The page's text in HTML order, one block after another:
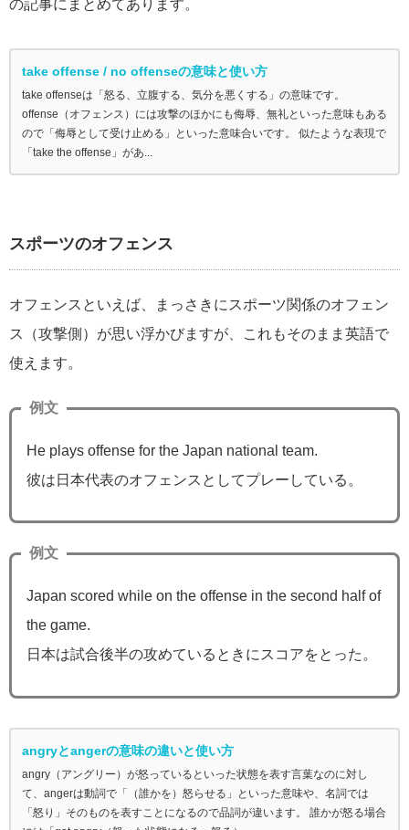
の記事にまとめてあります。
take offense / no offenseの意味と使い方
take offenseは「怒る、立腹する、気分を悪くする」の意味です。
offense（オフェンス）には攻撃のほかにも侮辱、無礼といった意味もある
ので「侮辱として受け止める」といった意味合いです。 似たような表現で
「take the offense」があ...
スポーツのオフェンス
オフェンスといえば、まっさきにスポーツ関係のオフェン
ス（攻撃側）が思い浮かびますが、これもそのまま英語で
使えます。
例文
He plays offense for the Japan national team.
彼は日本代表のオフェンスとしてプレーしている。
例文
Japan scored while on the offense in the second half of
the game.
日本は試合後半の攻めているときにスコアをとった。
angryとangerの意味の違いと使い方
angry（アングリー）が怒っているといった状態を表す言葉なのに対し
て、angerは動詞で「（誰かを）怒らせる」といった意味や、名詞では
「怒り」そのものを表すことになるので品詞が違います。 誰かが怒る場合